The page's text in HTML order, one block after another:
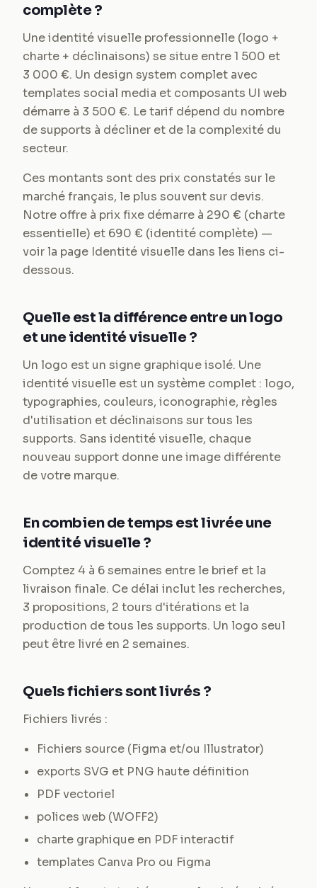
complète ?
Une identité visuelle professionnelle (logo +
charte + déclinaisons) se situe entre 1 500 et
3 000 €. Un design system complet avec
templates social media et composants UI web
démarre à 3 500 €. Le tarif dépend du nombre
de supports à décliner et de la complexité du
secteur.
Ces montants sont des prix constatés sur le
marché français, le plus souvent sur devis.
Notre offre à prix fixe démarre à 290 € (charte
essentielle) et 690 € (identité complète) —
voir la page Identité visuelle dans les liens ci-
dessous.
Quelle est la différence entre un logo
et une identité visuelle ?
Un logo est un signe graphique isolé. Une
identité visuelle est un système complet : logo,
typographies, couleurs, iconographie, règles
d'utilisation et déclinaisons sur tous les
supports. Sans identité visuelle, chaque
nouveau support donne une image différente
de votre marque.
En combien de temps est livrée une
identité visuelle ?
Comptez 4 à 6 semaines entre le brief et la
livraison finale. Ce délai inclut les recherches,
3 propositions, 2 tours d'itérations et la
production de tous les supports. Un logo seul
peut être livré en 2 semaines.
Quels fichiers sont livrés ?
Fichiers livrés :
Fichiers source (Figma et/ou Illustrator)
exports SVG et PNG haute définition
PDF vectoriel
polices web (WOFF2)
charte graphique en PDF interactif
templates Canva Pro ou Figma